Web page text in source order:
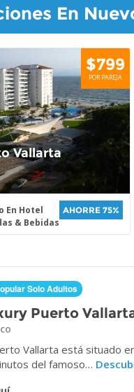
En
$799
POR PAREJA
Vallarta
En Hotel
& Bebidas
AHORRE 75%
Solo Adultos
Puerto
Vallarta está situado
del famoso…